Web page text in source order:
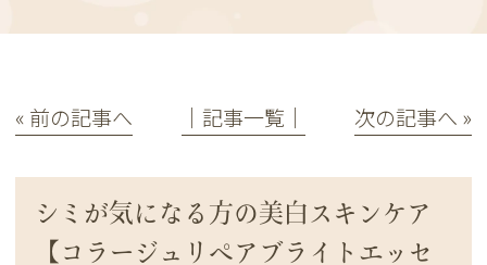
« 前の記事へ │記事一覧│ 次の記事へ »
シミが気になる方の美白スキンケア
【コラージュリペアブライトエッセ